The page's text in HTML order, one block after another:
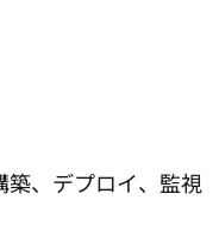
築、デプロイ、監視